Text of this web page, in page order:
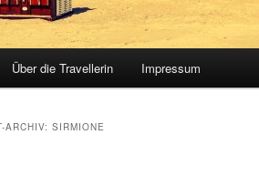
Über die Travellerin Impressum
ARCHIV: SIRMIONE